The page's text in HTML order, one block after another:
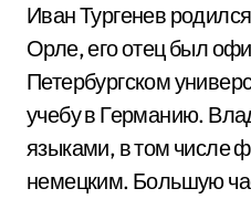
Иван Тургенев родился
Орле, его отец был
Петербургском
учебу в Германию.
языками, в том числе
немецким. Большую